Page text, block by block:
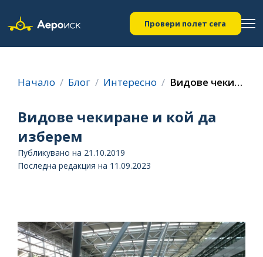
Провери полет сега
Начало Блог Интересно Видове чекиране и кой да изберем
Видове чекиране и кой да
изберем
Публикувано на 21.10.2019
Последна редакция на 11.09.2023